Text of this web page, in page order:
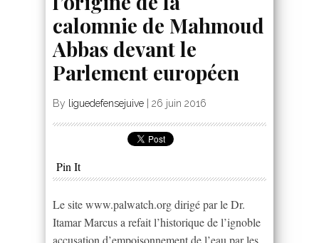
calomnie de Mahmoud
Abbas devant le
Parlement européen
By liguedefensejuive 26 juin 2016
Pin It
Le site www.palwatch.org dirigé par le Dr.
Itamar Marcus a refait l’historique de l’ignoble
accusation d’empoisonnement de l’eau par les